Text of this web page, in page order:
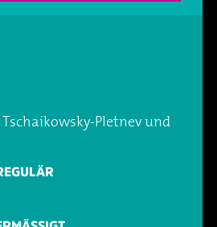
Tschaikowsky-Pletnev und